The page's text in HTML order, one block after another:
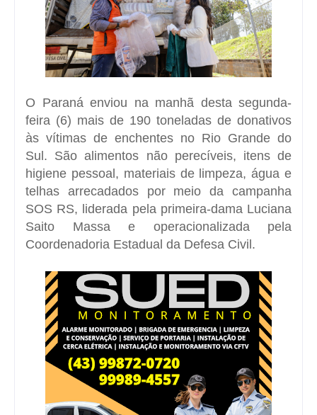
O Paraná enviou na manhã desta segunda-
feira (6) mais de 190 toneladas de donativos
às vítimas de enchentes no Rio Grande do
Sul. São alimentos não perecíveis, itens de
higiene pessoal, materiais de limpeza, água e
telhas arrecadados por meio da campanha
SOS RS, liderada pela primeira-dama Luciana
Saito Massa e operacionalizada pela
Coordenadoria Estadual da Defesa Civil.